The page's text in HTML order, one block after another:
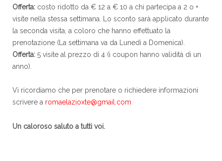
Offerta: costo ridotto da € 12 a € 10 a chi partecipa a 2 o +
visite nella stessa settimana. Lo sconto sarà applicato durante
la seconda visita, a coloro che hanno effettuato la
prenotazione (La settimana va da Lunedì a Domenica).
Offerta: 5 visite al prezzo di 4 (i coupon hanno validità di un
anno).
Vi ricordiamo che per prenotare o richiedere informazioni
scrivere a romaelazioxte@gmail.com
Un caloroso saluto a tutti voi.